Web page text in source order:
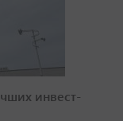
инвест-